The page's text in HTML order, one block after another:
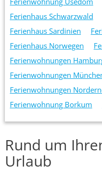
Ferienhaus Schwarzwald
Ferienhaus Sardinien
Ferienhaus Norwegen
Ferienwohnungen
Ferienwohnungen
Ferienwohnungen
Ferienwohnung Borkum
Rund um
Urlaub